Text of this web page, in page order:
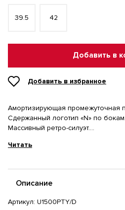
39.5 42
Добавить в
Добавить в избранное
Амортизирующая промежуточная
Сдержанный логотип «N» по бокам.
Массивный ретро-силуэт.
Кожаный верх.
Читать
Описание
Артикул: U1500PTY/D